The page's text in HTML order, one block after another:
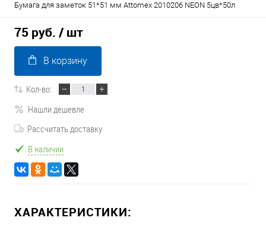
Бумага для заметок 51*51 мм Attomex 2010206 NEON 5цв*50л
75 руб. / шт
В корзину
Кол-во:
Нашли дешевле
Рассчитать доставку
В наличии
ХАРАКТЕРИСТИКИ: